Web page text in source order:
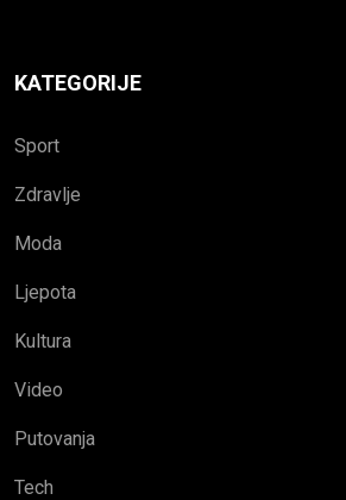
KATEGORIJE
Sport
Zdravlje
Moda
Ljepota
Kultura
Video
Putovanja
Tech